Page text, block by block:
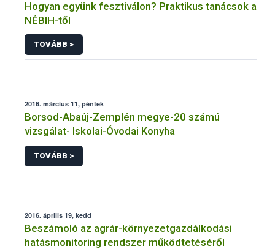
Hogyan együnk fesztiválon? Praktikus tanácsok a
NÉBIH-től
TOVÁBB >
2016. március 11, péntek
Borsod-Abaúj-Zemplén megye-20 számú
vizsgálat- Iskolai-Óvodai Konyha
TOVÁBB >
2016. április 19, kedd
Beszámoló az agrár-környezetgazdálkodási
hatásmonitoring rendszer működtetéséről